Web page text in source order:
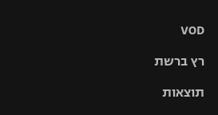
VOD
רץ ברשת
תוצאות